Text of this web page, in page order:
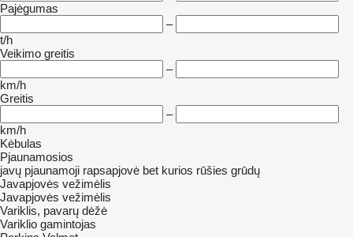
Pajėgumas
–
t/h
Veikimo greitis
–
km/h
Greitis
–
km/h
Kėbulas
Pjaunamosios
javų pjaunamoji rapsapjovė bet kurios rūšies grūdų
Javapjovės vežimėlis
Javapjovės vežimėlis
Variklis, pavarų dėžė
Variklio gamintojas